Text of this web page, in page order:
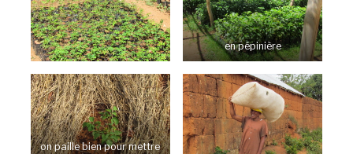
en pépinière
on paille bien pour mettre